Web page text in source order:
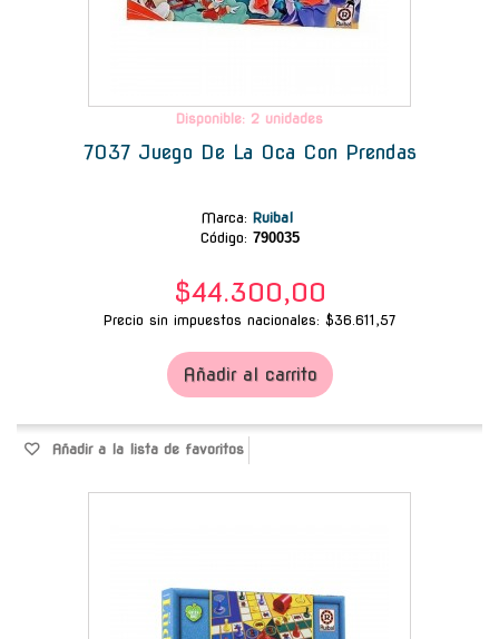
Disponible: 2 unidades
7037 Juego De La Oca Con Prendas
Marca: Ruibal
Código: 790035
$44.300,00
Precio sin impuestos nacionales: $36.611,57
Añadir al carrito
Añadir a la lista de favoritos